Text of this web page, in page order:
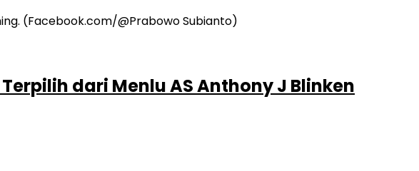
dari Menlu AS Anthony J Blinken